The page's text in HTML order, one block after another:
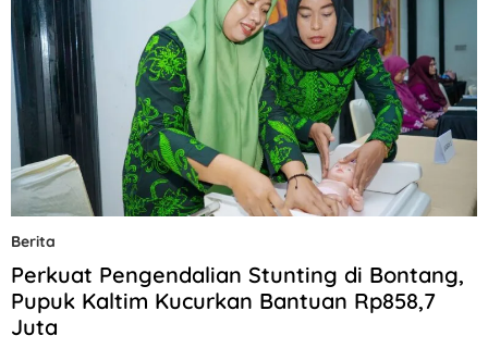
Berita
Perkuat Pengendalian Stunting di Bontang,
Pupuk Kaltim Kucurkan Bantuan Rp858,7
Juta